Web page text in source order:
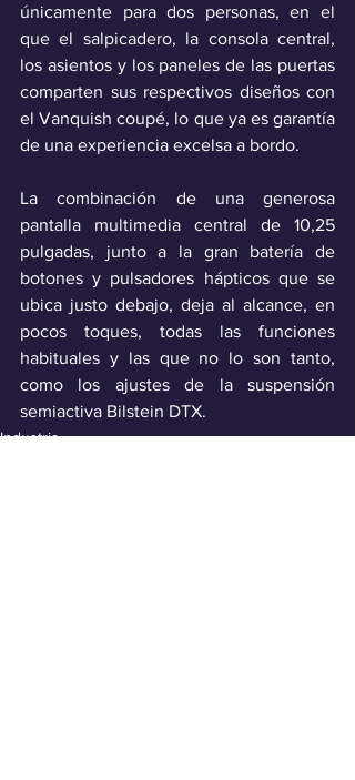
únicamente para dos personas, en el
que el salpicadero, la consola central,
los asientos y los paneles de las puertas
comparten sus respectivos diseños con
el Vanquish coupé, lo que ya es garantía
de una experiencia excelsa a bordo.
La combinación de una generosa
pantalla multimedia central de 10,25
pulgadas, junto a la gran batería de
botones y pulsadores hápticos que se
ubica justo debajo, deja al alcance, en
pocos toques, todas las funciones
habituales y las que no lo son tanto,
como los ajustes de la suspensión
semiactiva Bilstein DTX.
Industria